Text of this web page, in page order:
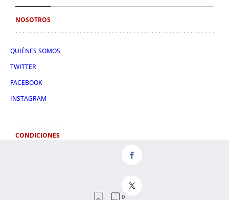
NOSOTROS
QUIÉNES SOMOS
TWITTER
FACEBOOK
INSTAGRAM
CONDICIONES